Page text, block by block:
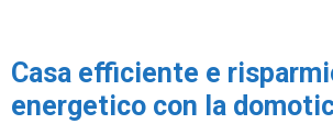
Casa efficiente e
energetico con la